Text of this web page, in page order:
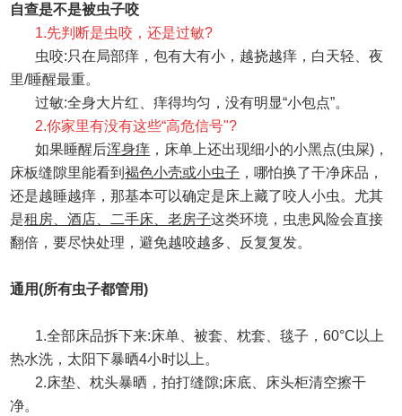
自查是不是被虫子咬
1.先判断是虫咬，还是过敏?
虫咬: 只在局部痒，包有大有小，越挠越痒，白天轻、夜
里/睡醒最重。
过敏:全身大片红、痒得均匀，没有明显“小包点”。
2.你家里有没有这些“高危信号"?
如果睡醒后浑身痒 ，床单上还出现细小的小黑点(虫屎) ，
床板缝隙里能看到褐色小壳或小虫子 ，哪怕换了干净床品，
还是越睡越痒，那基本可以确定是床上藏了咬人小虫。尤其
是租房、酒店、二手床、老房子这类环境，虫患风险会直接
翻倍，要尽快处理，避免越咬越多、反复复发。
通用(所有虫子都管用)
1.全部床品拆下来:床单、被套、枕套、毯子，60°C 以上
热水洗，太阳下暴晒4小时以上。
2.床垫、枕头暴晒，拍打缝隙;床底、床头柜清空擦干
净。